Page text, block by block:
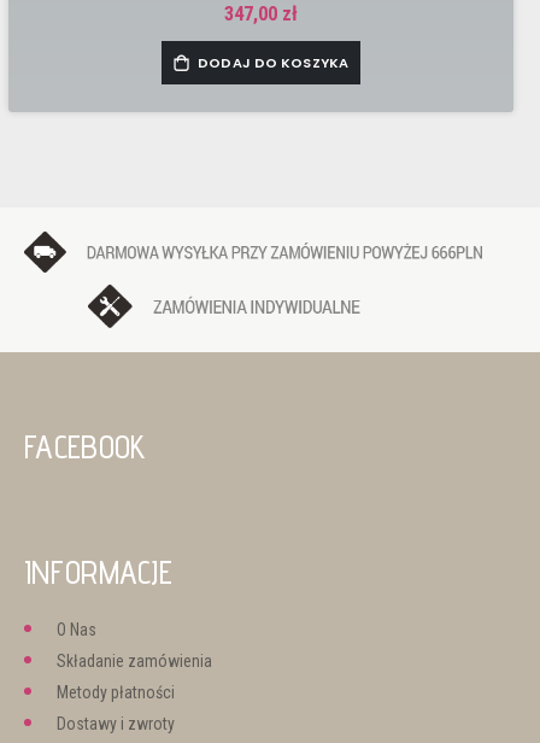
347,00 zł
DODAJ DO KOSZYKA
FACEBOOK
INFORMACJE
O Nas
Składanie zamówienia
Metody płatności
Dostawy i zwroty